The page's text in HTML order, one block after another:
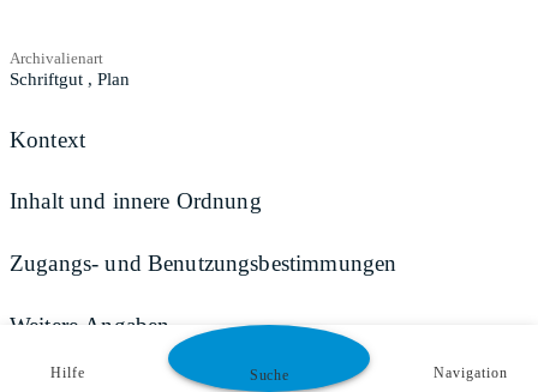
Archivalienart
Schriftgut , Plan
Kontext
Inhalt und innere Ordnung
Zugangs- und Benutzungsbestimmungen
Weitere Angaben
Hilfe Suche Navigation